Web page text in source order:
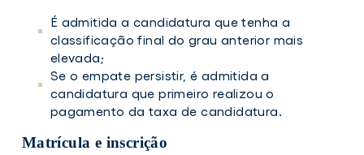
É admitida a candidatura que tenha a
classificação final do grau anterior mais
elevada;
Se o empate persistir, é admitida a
candidatura que primeiro realizou o
pagamento da taxa de candidatura.
Matrícula e inscrição